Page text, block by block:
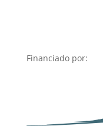
Financiado por: